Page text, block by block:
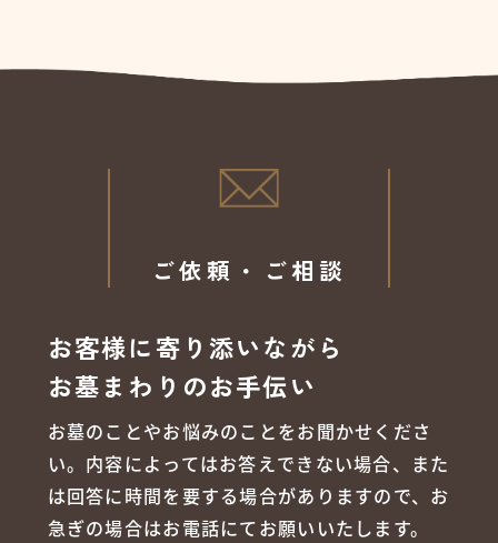
ご依頼・ご相談
お客様に寄り添いながら
お墓まわりのお手伝い
お墓のことやお悩みのことをお聞かせくださ
い。内容によってはお答えできない場合、また
は回答に時間を要する場合がありますので、お
急ぎの場合はお電話にてお願いいたします。